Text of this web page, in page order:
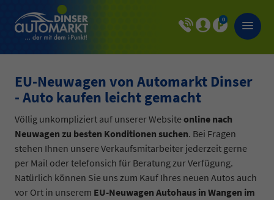
0
EU-Neuwagen von Automarkt Dinser
- Auto kaufen leicht gemacht
Völlig unkompliziert auf unserer Websiteonline nach
Neuwagen zu besten Konditionen suchen. Bei Fragen
stehen Ihnen unsere Verkaufsmitarbeiter jederzeit gerne
per Mail oder telefonsich für Beratung zur Verfügung.
Natürlich können Sie uns zum Kauf Ihres neuen Autos auch
vor Ort in unserem EU-Neuwagen Autohaus in Wangen im